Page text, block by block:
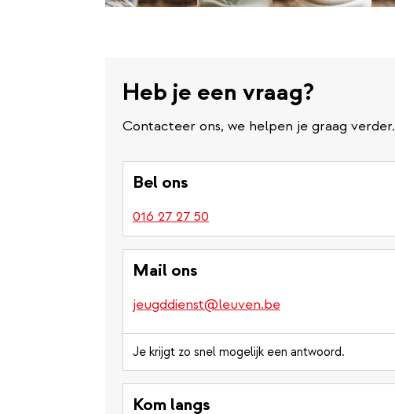
Heb je een vraag?
Contacteer ons, we helpen je graag verder.
Bel ons
016 27 27 50
Mail ons
jeugddienst@leuven.be
Je krijgt zo snel mogelijk een antwoord.
Kom langs